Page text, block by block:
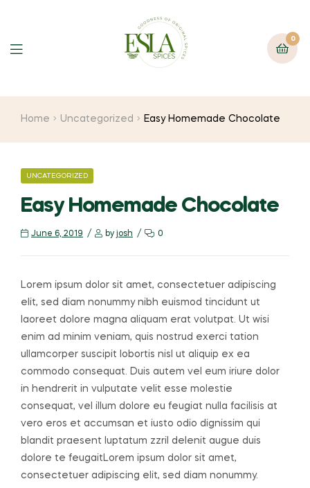
0
Home Uncategorized Easy Homemade Chocolate
UNCATEGORIZED
Easy Homemade Chocolate
June 6, 2019 by josh 0
Lorem ipsum dolor sit amet, consectetuer adipiscing
elit, sed diam nonummy nibh euismod tincidunt ut
laoreet dolore magna aliquam erat volutpat. Ut wisi
enim ad minim veniam, quis nostrud exerci tation
ullamcorper suscipit lobortis nisl ut aliquip ex ea
commodo consequat. Duis autem vel eum iriure dolor
in hendrerit in vulputate velit esse molestie
consequat, vel illum dolore eu feugiat nulla facilisis at
vero eros et accumsan et iusto odio dignissim qui
blandit praesent luptatum zzril delenit augue duis
dolore te feugaitLorem ipsum dolor sit amet,
consectetuer adipiscing elit, sed diam nonummy.